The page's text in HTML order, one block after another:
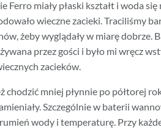
Ferro miały płaski kształt i woda się
wieczne zacieki. Traciliśmy
żeby wyglądały w miarę dobrze.
przez gości i było mi wręcz
zacieków.
chodzić mniej płynnie po półtorej
Szczególnie w baterii
wody i temperaturę. Przy